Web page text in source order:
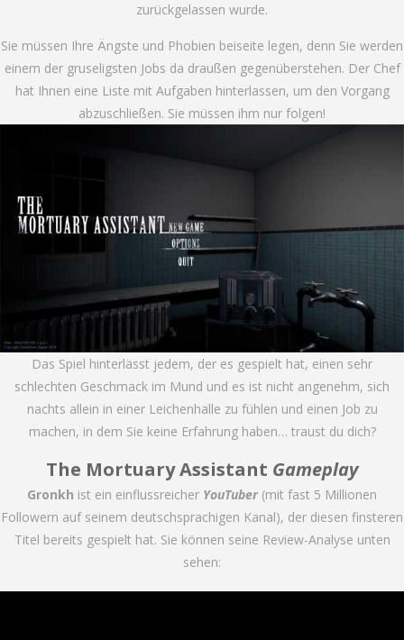
zurückgelassen wurde.
Sie müssen Ihre Ängste und Phobien beiseite legen, denn Sie werden
einem der gruseligsten Jobs da draußen gegenüberstehen. Der Chef
hat Ihnen eine Liste mit Aufgaben hinterlassen, um den Vorgang
abzuschließen. Sie müssen ihm nur folgen!
Das Spiel hinterlässt jedem, der es gespielt hat, einen sehr
schlechten Geschmack im Mund und es ist nicht angenehm, sich
nachts allein in einer Leichenhalle zu fühlen und einen Job zu
machen, in dem Sie keine Erfahrung haben… traust du dich?
The Mortuary Assistant Gameplay
Gronkh ist ein einflussreicher YouTuber(mit fast 5 Millionen
Followern auf seinem deutschsprachigen Kanal), der diesen finsteren
Titel bereits gespielt hat. Sie können seine Review-Analyse unten
sehen: